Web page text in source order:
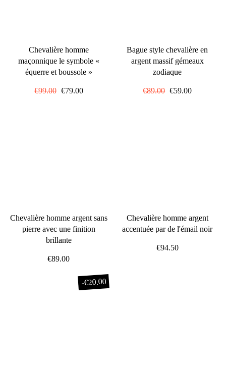
Chevalière homme
maçonnique le symbole «
équerre et boussole »
Prix
€99.00 Prix
€79.00
Bague style chevalière en
argent massif gémeaux
zodiaque
Prix
€89.00 Prix
€59.00
Chevalière homme argent sans
pierre avec une finition
brillante
€89.00
Chevalière homme argent
accentuée par de l'émail noir
€94.50
-€20.00